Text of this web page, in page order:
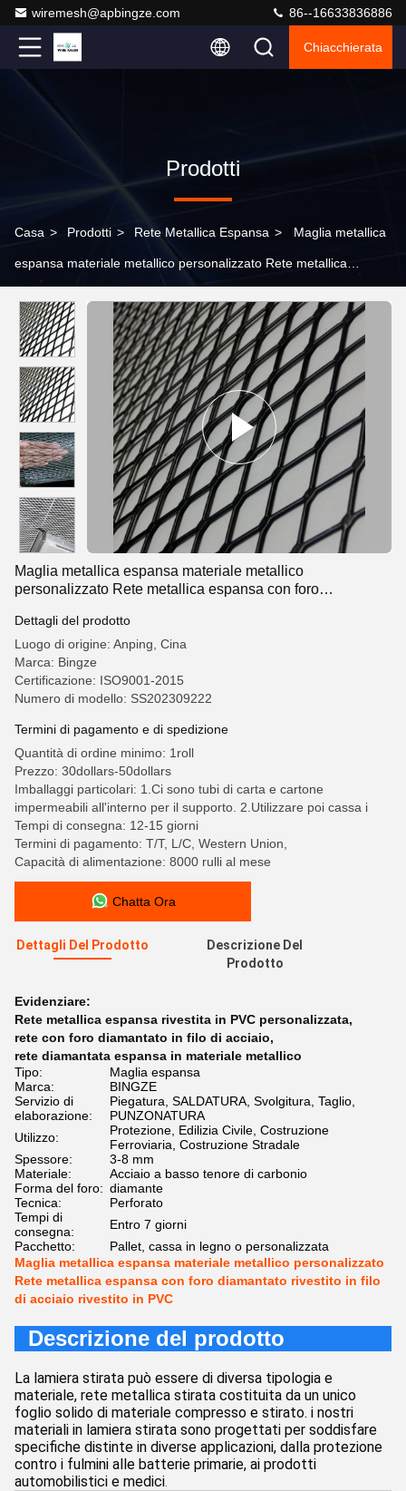
wiremesh@apbingze.com 86--16633836886
Chiacchierata
Prodotti
Casa > Prodotti > Rete Metallica Espansa > Maglia metallica
espansa materiale metallico personalizzato Rete metallica
PVC
Maglia metallica espansa materiale metallico
personalizzato Rete metallica espansa con foro
Dettagli del prodotto
Luogo di origine: Anping, Cina
Marca: Bingze
Certificazione: ISO9001-2015
Numero di modello: SS202309222
Termini di pagamento e di spedizione
Quantità di ordine minimo: 1roll
Prezzo: 30dollars-50dollars
Imballaggi particolari: 1.Ci sono tubi di carta e cartone
impermeabili all'interno per il supporto. 2.Utilizzare poi cassa i
Tempi di consegna: 12-15 giorni
Termini di pagamento: T/T, L/C, Western Union,
Capacità di alimentazione: 8000 rulli al mese
Chatta Ora
Dettagli Del Prodotto
Descrizione Del
Prodotto
Evidenziare:
Rete metallica espansa rivestita in PVC personalizzata,
rete con foro diamantato in filo di acciaio,
rete diamantata espansa in materiale metallico
Tipo:
Maglia espansa
Marca:
BINGZE
Servizio di
elaborazione:
Piegatura, SALDATURA, Svolgitura, Taglio,
PUNZONATURA
Utilizzo:
Protezione, Edilizia Civile, Costruzione
Ferroviaria, Costruzione Stradale
Spessore:
3-8 mm
Materiale:
Acciaio a basso tenore di carbonio
Forma del foro: diamante
Tecnica:
Perforato
Tempi di
consegna:
Entro 7 giorni
Pacchetto:
Pallet, cassa in legno o personalizzata
Maglia metallica espansa materiale metallico personalizzato
Rete metallica espansa con foro diamantato rivestito in filo
di acciaio rivestito in PVC
Descrizione del prodotto
La lamiera stirata può essere di diversa tipologia e
materiale, rete metallica stirata costituita da un unico
foglio solido di materiale compresso e stirato. i nostri
materiali in lamiera stirata sono progettati per soddisfare
specifiche distinte in diverse applicazioni, dalla protezione
contro i fulmini alle batterie primarie, ai prodotti
automobilistici e medici.